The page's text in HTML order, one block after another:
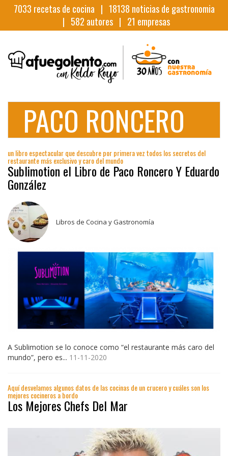
7033 recetas de cocina | 18138 noticias de gastronomia
| 582 autores | 21 empresas
PACO RONCERO
un libro espectacular que descubre por primera vez todos los secretos del
restaurante más exclusivo y caro del mundo
Sublimotion el Libro de Paco Roncero Y Eduardo
González
Libros de Cocina y Gastronomía
A Sublimotion se lo conoce como “el restaurante más caro del
mundo”, pero es... 11-11-2020
Aquí desvelamos algunos datos de las cocinas de un crucero y cuáles son los
mejores cocineros a bordo
Los Mejores Chefs Del Mar